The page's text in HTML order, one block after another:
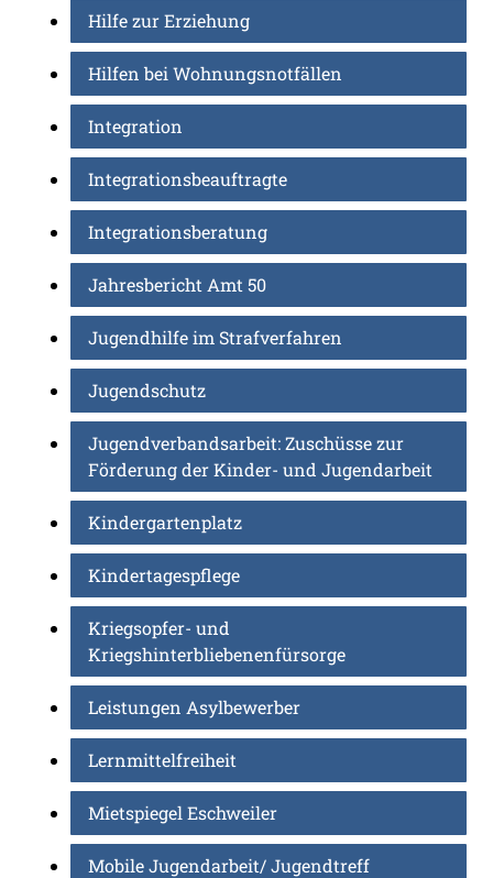
Hilfe zur Erziehung
Hilfen bei Wohnungsnotfällen
Integration
Integrationsbeauftragte
Integrationsberatung
Jahresbericht Amt 50
Jugendhilfe im Strafverfahren
Jugendschutz
Jugendverbandsarbeit: Zuschüsse zur
Förderung der Kinder- und Jugendarbeit
Kindergartenplatz
Kindertagespflege
Kriegsopfer- und
Kriegshinterbliebenenfürsorge
Leistungen Asylbewerber
Lernmittelfreiheit
Mietspiegel Eschweiler
Mobile Jugendarbeit/ Jugendtreff